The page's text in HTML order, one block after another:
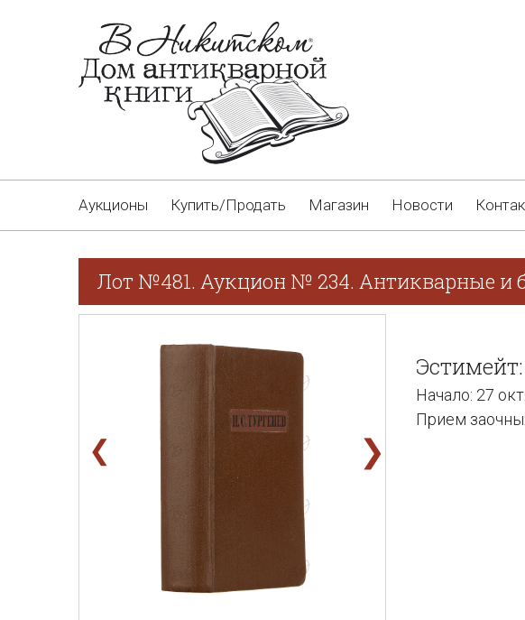
Аукционы Купить/Продать Магазин Новости
Лот №481. Аукцион № 234. Антикварные и
❮ ❯
Начало: 27
Прием